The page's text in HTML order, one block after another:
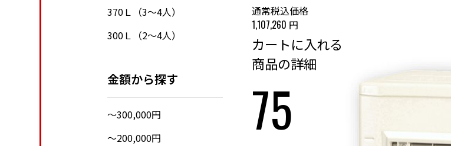
370Ｌ（3～4人）
300Ｌ（2～4人）
金額から探す
〜300,000円
〜200,000円
通常税込価格
1,107,260 円
商品の詳細
75